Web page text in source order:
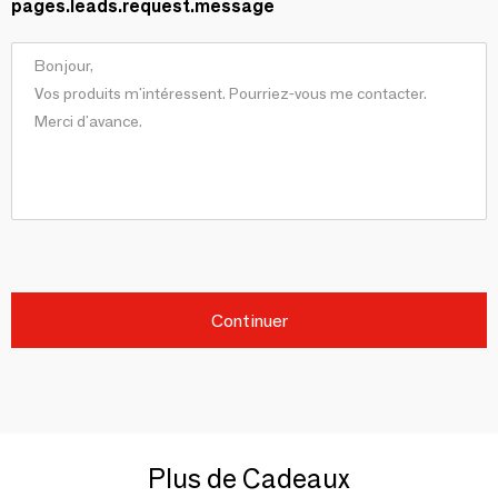
pages.leads.request.message
Continuer
Plus de Cadeaux